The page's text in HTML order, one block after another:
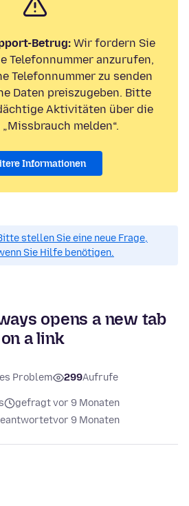
Betrug: Wir fordern Sie
Telefonnummer anzurufen,
Telefonnummer zu senden
Daten preiszugeben. Bitte
Aktivitäten über die
melden“.
Informationen
stellen Sie eine neue Frage,
Sie Hilfe benötigen.
opens a new tab
a link
Problem 299Aufrufe
gefragt vor 9 Monaten
vor 9 Monaten